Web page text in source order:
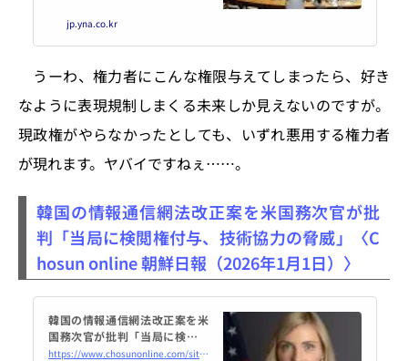
チューバーなどに懲罰的損害賠償
責任を問えるようにする「情報通
jp.yna.co.kr
うーわ、権力者にこんな権限与えてしまったら、好き
なように表現規制しまくる未来しか見えないのですが。
現政権がやらなかったとしても、いずれ悪用する権力者
が現れます。ヤバイですねぇ……。
韓国の情報通信網法改正案を米国務次官が批
判「当局に検閲権付与、技術協力の脅威」〈C
hosun online 朝鮮日報（2026年1月1日）〉
韓国の情報通信網法改正案を米
国務次官が批判「当局に検閲権
付与、技術協力の脅威」
https://www.chosunonline.com/site/data/html_dir/2026/01/01/2026010180014.html